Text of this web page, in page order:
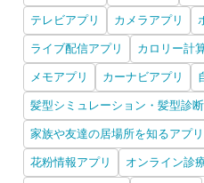
テレビアプリ カメラアプリ
ライブ配信アプリ カロリー計
メモアプリ カーナビアプリ
髪型シミュレーション・髪型診
家族や友達の居場所を知るアプリ
花粉情報アプリ オンライン診